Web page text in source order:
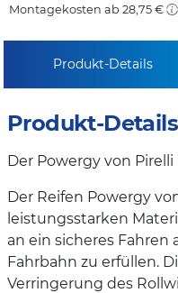
Montagekosten ab 28,75 €
Produkt-Details
Produkt-Details
Der Powergy von
Der Reifen Powergy
leistungsstarken
an ein sicheres Fahren
Fahrbahn zu erfüllen.
Verringerung des